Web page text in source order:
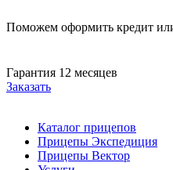
Поможем оформить кредит
Гарантия 12 месяцев
Заказать
Каталог прицепов
Прицепы Экспедиция
Прицепы Вектор